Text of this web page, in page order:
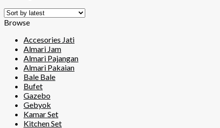
Browse
Accesories Jati
Almari Jam
Almari Pajangan
Almari Pakaian
Bale Bale
Bufet
Gazebo
Gebyok
Kamar Set
Kitchen Set